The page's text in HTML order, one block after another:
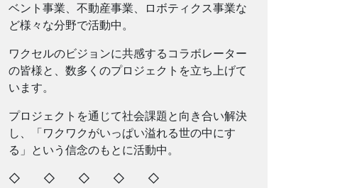
ベント事業、不動産事業、ロボティクス事業な
ど様々な分野で活動中。
ワクセルのビジョンに共感するコラボレーター
の皆様と、数多くのプロジェクトを立ち上げて
います。
プロジェクトを通じて社会課題と向き合い解決
し、「ワクワクがいっぱい溢れる世の中にす
る」という信念のもとに活動中。
◇ ◇ ◇ ◇ ◇